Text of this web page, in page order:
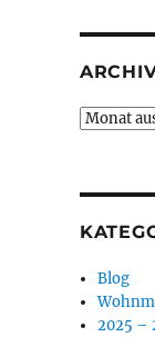
Archiv
Blog
2025 –